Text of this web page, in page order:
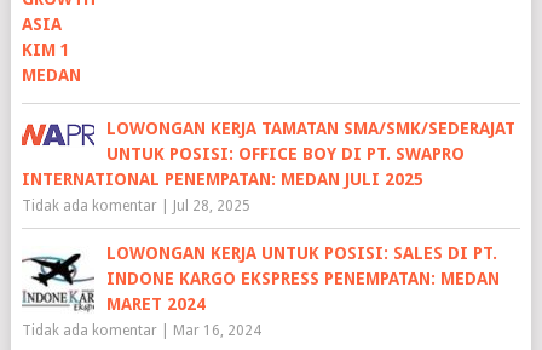
LOWONGAN KERJA TAMATAN SMA/SMK/SEDERAJAT
UNTUK POSISI: OFFICE BOY DI PT. SWAPRO
INTERNATIONAL PENEMPATAN: MEDAN JULI 2025
Tidak ada komentar| Jul 28, 2025
LOWONGAN KERJA UNTUK POSISI: SALES DI PT.
INDONE KARGO EKSPRESS PENEMPATAN: MEDAN
MARET 2024
Tidak ada komentar| Mar 16, 2024